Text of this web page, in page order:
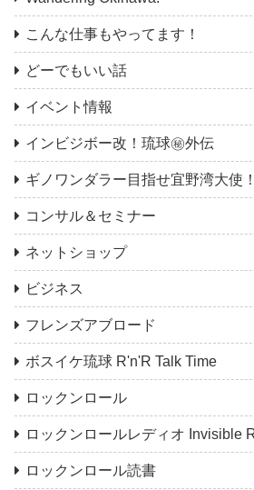
こんな仕事もやってます！
どーでもいい話
イベント情報
インビジボー改！琉球㊙︎外伝
ギノワンダラー目指せ宜野湾大使！
コンサル＆セミナー
ネットショップ
ビジネス
フレンズアブロード
ボスイケ琉球 R'n'R Talk Time
ロックンロール
ロックンロールレディオ Invisible
ロックンロール読書